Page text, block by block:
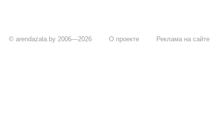
© arendazala.by 2006—2026 О проекте Реклама на сайте